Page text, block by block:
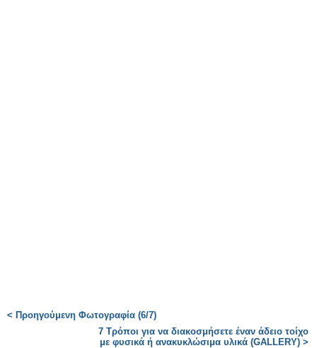
< Προηγούμενη Φωτογραφία (6/7)
7 Τρόποι για να διακοσμήσετε έναν άδειο τοίχο
με φυσικά ή ανακυκλώσιμα υλικά (GALLERY) >